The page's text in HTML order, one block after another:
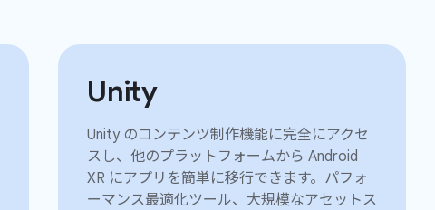
Unity
Unity のコンテンツ制作機能に完全にアクセ
スし、他のプラットフォームから Android
XR にアプリを簡単に移行できます。パフォ
ーマンス最適化ツール、大規模なアセットス